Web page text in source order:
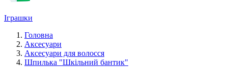
Іграшки
Головна
Аксесуари
Аксесуари для волосся
Шпилька "Шкільний бантик"